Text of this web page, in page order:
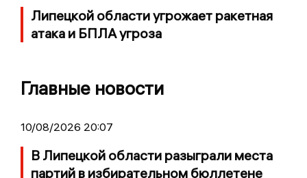
Липецкой области угрожает ракетная
атака и БПЛА угроза
Главные новости
10/08/2026 20:07
В Липецкой области разыграли места
партий в избирательном бюллетене